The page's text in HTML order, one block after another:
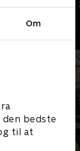
Om
bedste
til at